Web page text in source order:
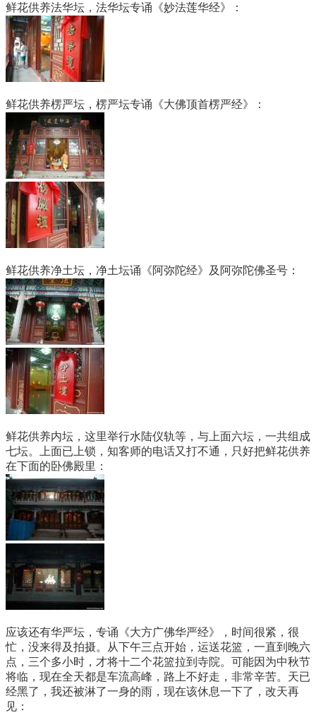
鲜花供养法华坛，法华坛专诵《妙法莲华经》：
鲜花供养楞严坛，楞严坛专诵《大佛顶首楞严经》：
鲜花供养净土坛，净土坛诵《阿弥陀经》及阿弥陀佛圣号：
鲜花供养内坛，这里举行水陆仪轨等，与上面六坛，一共组成
七坛。上面已上锁，知客师的电话又打不通，只好把鲜花供养
在下面的卧佛殿里：
应该还有华严坛，专诵《大方广佛华严经》，时间很紧，很
忙，没来得及拍摄。从下午三点开始，运送花篮，一直到晚六
点，三个多小时，才将十二个花篮拉到寺院。可能因为中秋节
将临，现在全天都是车流高峰，路上不好走，非常辛苦。天已
经黑了，我还被淋了一身的雨，现在该休息一下了，改天再
见：